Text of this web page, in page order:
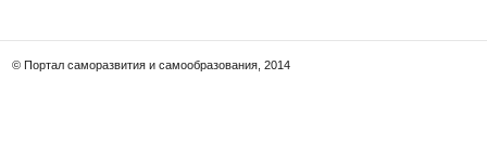
© Портал саморазвития и самообразования, 2014